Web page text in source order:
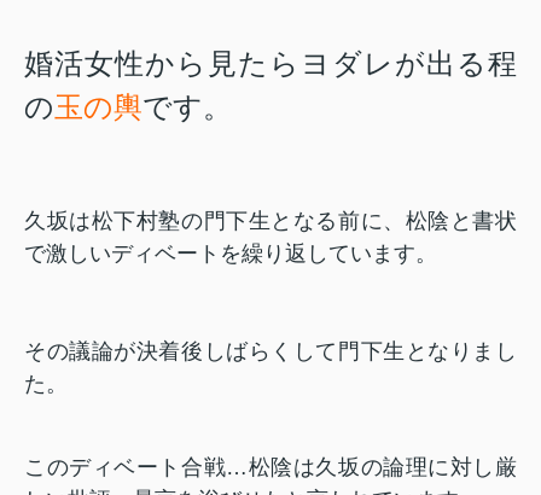
婚活女性から見たらヨダレが出る程
の玉の輿です。
久坂は松下村塾の門下生となる前に、松陰と書状
で激しいディベートを繰り返しています。
その議論が決着後しばらくして門下生となりまし
た。
このディベート合戦…松陰は久坂の論理に対し厳